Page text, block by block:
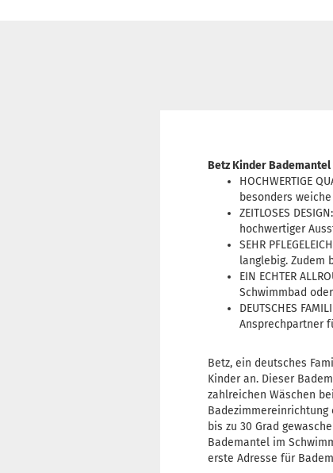
Betz Kinder Bademantel
HOCHWERTIGE
besonders
ZEITLOSES
hochwertiger
SEHR
langlebig. Zudem
EIN ECHTER
Schwimmbad
DEUTSCHES
Ansprechpartner
Betz, ein deutsches
Kinder an. Dieser
zahlreichen Wäschen
bis zu 30 Grad
Bademantel im
erste Adresse für